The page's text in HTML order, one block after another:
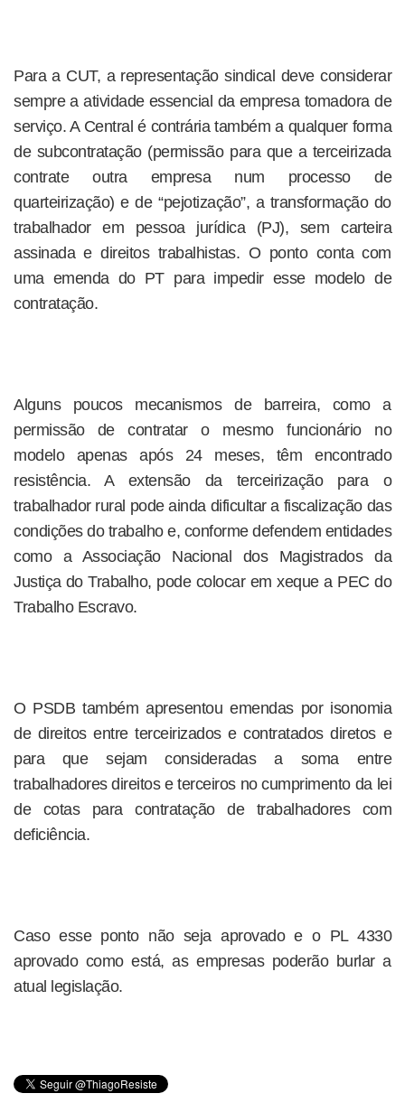
Para a CUT, a representação sindical deve considerar
sempre a atividade essencial da empresa tomadora de
serviço. A Central é contrária também a qualquer forma
de subcontratação (permissão para que a terceirizada
contrate outra empresa num processo de
quarteirização) e de “pejotização”, a transformação do
trabalhador em pessoa jurídica (PJ), sem carteira
assinada e direitos trabalhistas. O ponto conta com
uma emenda do PT para impedir esse modelo de
contratação.
Alguns poucos mecanismos de barreira, como a
permissão de contratar o mesmo funcionário no
modelo apenas após 24 meses, têm encontrado
resistência. A extensão da terceirização para o
trabalhador rural pode ainda dificultar a fiscalização das
condições do trabalho e, conforme defendem entidades
como a Associação Nacional dos Magistrados da
Justiça do Trabalho, pode colocar em xeque a PEC do
Trabalho Escravo.
O PSDB também apresentou emendas por isonomia
de direitos entre terceirizados e contratados diretos e
para que sejam consideradas a soma entre
trabalhadores direitos e terceiros no cumprimento da lei
de cotas para contratação de trabalhadores com
deficiência.
Caso esse ponto não seja aprovado e o PL 4330
aprovado como está, as empresas poderão burlar a
atual legislação.